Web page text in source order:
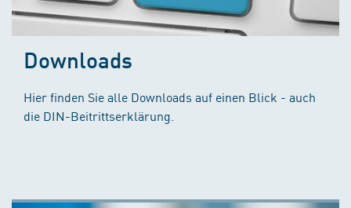
Downloads
Hier finden Sie alle Downloads auf einen Blick - auch
die DIN-Beitrittserklärung.